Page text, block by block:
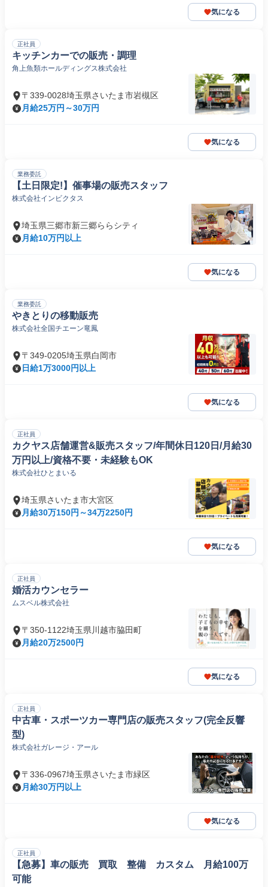
気になる
正社員
キッチンカーでの販売・調理
角上魚類ホールディングス株式会社
〒339-0028埼玉県さいたま市岩槻区
月給25万円～30万円
気になる
業務委託
【土日限定!】催事場の販売スタッフ
株式会社インビクタス
埼玉県三郷市新三郷ららシティ
月給10万円以上
気になる
業務委託
やきとりの移動販売
株式会社全国チエーン竜鳳
〒349-0205埼玉県白岡市
日給1万3000円以上
気になる
正社員
カクヤス店舗運営&販売スタッフ/年間休日120日/月給30
万円以上/資格不要・未経験もOK
株式会社ひとまいる
埼玉県さいたま市大宮区
月給30万150円～34万2250円
気になる
正社員
婚活カウンセラー
ムスベル株式会社
〒350-1122埼玉県川越市脇田町
月給20万2500円
気になる
正社員
中古車・スポーツカー専門店の販売スタッフ(完全反響
型)
株式会社ガレージ・アール
〒336-0967埼玉県さいたま市緑区
月給30万円以上
気になる
正社員
【急募】車の販売 買取 整備 カスタム 月給100万
可能